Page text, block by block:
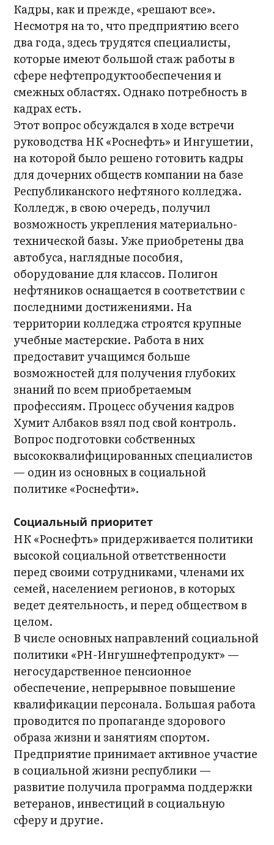
Кадры, как и прежде, «решают все».
Несмотря на то, что предприятию всего
два года, здесь трудятся специалисты,
которые имеют большой стаж работы в
сфере нефтепродуктообеспечения и
смежных областях. Однако потребность в
кадрах есть.
Этот вопрос обсуждался в ходе встречи
руководства НК «Роснефть» и Ингушетии,
на которой было решено готовить кадры
для дочерних обществ компании на базе
Республиканского нефтяного колледжа.
Колледж, в свою очередь, получил
возможность укрепления материально-
технической базы. Уже приобретены два
автобуса, наглядные пособия,
оборудование для классов. Полигон
нефтяников оснащается в соответствии с
последними достижениями. На
территории колледжа строятся крупные
учебные мастерские. Работа в них
предоставит учащимся больше
возможностей для получения глубоких
знаний по всем приобретаемым
профессиям. Процесс обучения кадров
Хумит Албаков взял под свой контроль.
Вопрос подготовки собственных
высококвалифицированных специалистов
— один из основных в социальной
политике «Роснефти».
Социальный приоритет
НК «Роснефть» придерживается политики
высокой социальной ответственности
перед своими сотрудниками, членами их
семей, населением регионов, в которых
ведет деятельность, и перед обществом в
целом.
В числе основных направлений социальной
политики «РН-Ингушнефтепродукт» —
негосударственное пенсионное
обеспечение, непрерывное повышение
квалификации персонала. Большая работа
проводится по пропаганде здорового
образа жизни и занятиям спортом.
Предприятие принимает активное участие
в социальной жизни республики —
развитие получила программа поддержки
ветеранов, инвестиций в социальную
сферу и другие.